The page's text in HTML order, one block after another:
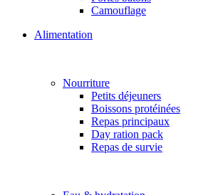
Camouflage
Alimentation
Nourriture
Petits déjeuners
Boissons protéinées
Repas principaux
Day ration pack
Repas de survie